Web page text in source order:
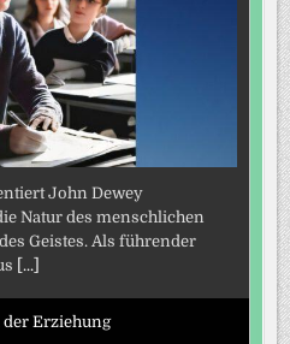
John Dewey
Natur des menschlichen
Geistes. Als führender
[...]
Erziehung